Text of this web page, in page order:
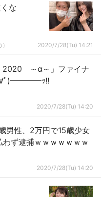
な
2020/7/28(Tu) 14:21
2020 ～α～」ファイナ
∀ﾟ)━━━━ｯ!!
2020/7/28(Tu) 14:20
男性、2万円で15歳少女
ず逮捕ｗｗｗｗｗｗｗ
2020/7/28(Tu) 14:20